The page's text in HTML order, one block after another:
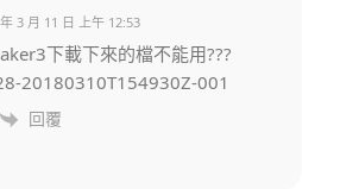
3 月 11 日 上午 12:53
下載下來的檔不能用???
20180310T154930Z-001
回覆